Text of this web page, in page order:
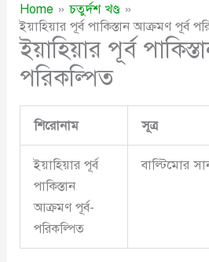
Home
চতুর্দশ খণ্ড
ইয়াহিয়ার পূর্ব পাকিস্তান আক্রমণ পূর্ব
ইয়াহিয়ার পূর্ব
পরিকল্পিত
শিরোনাম সূত্র
ইয়াহিয়ার পূর্ব
পাকিস্তান
আক্রমণ পূর্ব-
পরিকল্পিত
বাল্টিমোর